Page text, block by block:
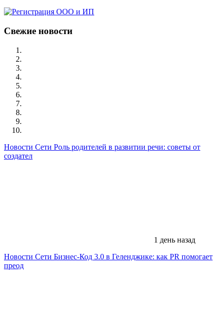
Свежие новости
Новости Сети Роль родителей в развитии речи: советы от
создател
1 день назад
Новости Сети Бизнес-Код 3.0 в Геленджике: как PR помогает
преод